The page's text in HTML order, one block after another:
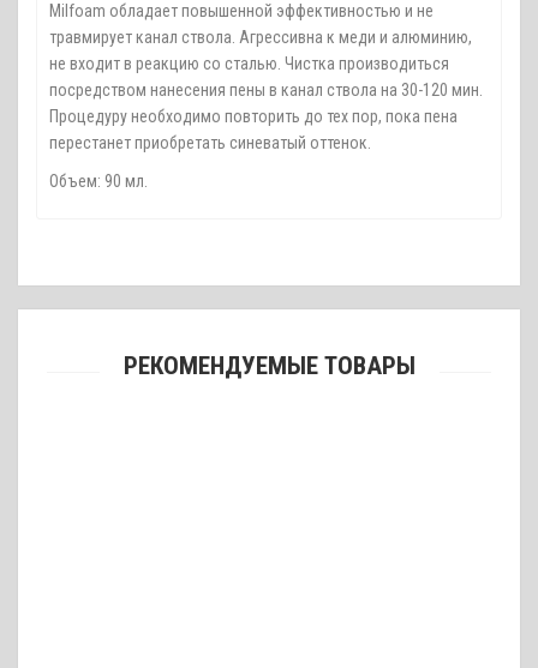
Milfoam обладает повышенной эффективностью и не
травмирует канал ствола. Агрессивна к меди и алюминию,
не входит в реакцию со сталью. Чистка производиться
посредством нанесения пены в канал ствола на 30-120 мин.
Процедуру необходимо повторить до тех пор, пока пена
перестанет приобретать синеватый оттенок.
Объем: 90 мл.
РЕКОМЕНДУЕМЫЕ ТОВАРЫ